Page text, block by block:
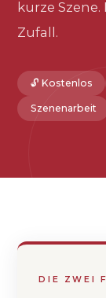
kurze
Zufall.
🔓 Kostenlos
Szenenarbeit
DIE ZWEI